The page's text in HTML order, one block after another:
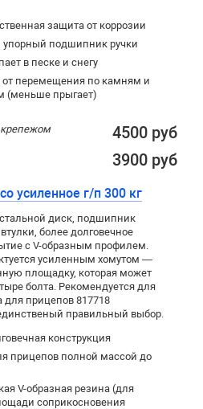
защита от коррозии
упорный подшипник ручки
в песке и снегу
от перемещения по камням и
(меньше прыгает)
4500 руб
3900 руб
усиленное г/п 300 кг
диск, подшипник
более долговечное
c V-образным профилем.
усиленным хомутом —
площадку, которая может
болта. Рекомендуется для
для прицепов 817718
правильный выбор.
конструкция
прицепов полной массой до
V-образная резина (для
соприкосновения